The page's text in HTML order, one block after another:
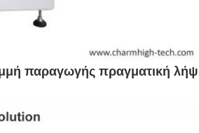
παραγωγής πραγματική